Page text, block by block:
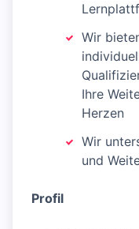
Wir
Ihre
Herzen
Wir
und
Profil